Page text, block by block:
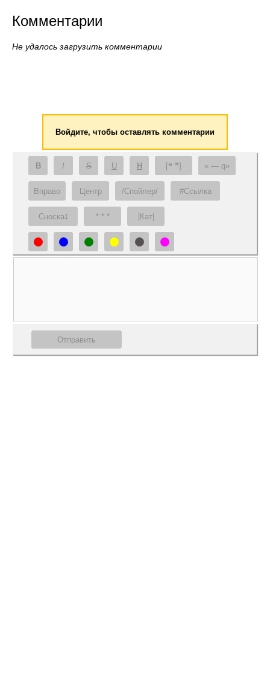
Комментарии
Не удалось загрузить комментарии
Войдите, чтобы оставлять комментарии
B I S U H [❝ ❞] — q
Вправо Центр /Спойлер/ #Ссылка
Сноска1 * * * |Кат|